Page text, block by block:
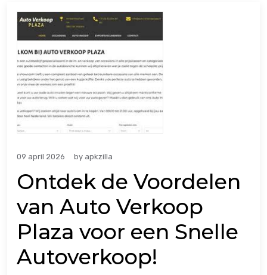
09 april 2026 by apkzilla
Ontdek de Voordelen
van Auto Verkoop
Plaza voor een Snelle
Autoverkoop!